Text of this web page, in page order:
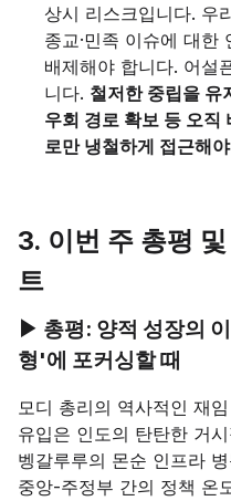
상시 리스크입니다. 우
종교·민족 이슈에 대한
배제해야 합니다. 어설
니다. 철저한 중립을 유
우회 경로 확보 등 오직
로만 냉철하게 접근해
3. 이번 주 총평
트
▶ 총평: 양적 성장의
형'에 포커싱할 때
모디 총리의 역사적인 재
유입은 인도의 탄탄한 거
벵갈루루의 몬순 인프라
중앙-주정부 간의 정책 온